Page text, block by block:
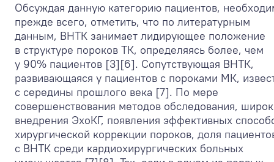
Обсуждая данную категорию пациентов,
прежде всего, отметить, что по литературным
данным, ВНТК занимает лидирующее положение
в структуре пороков ТК, определяясь более, чем
у 90% пациентов [3][6]. Сопутствующая ВНТК,
развивающаяся у пациентов с пороками МК,
с середины прошлого века [7]. По мере
совершенствования методов обследования,
внедрения ЭхоКГ, появления эффективных
хирургической коррекции пороков, доля
с ВНТК среди кардиохирургических больных